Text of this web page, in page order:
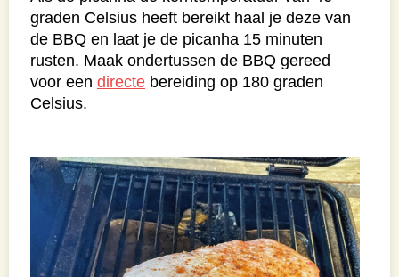
graden Celsius heeft bereikt haal je deze van
de BBQ en laat je de picanha 15 minuten
rusten. Maak ondertussen de BBQ gereed
voor een directe bereiding op 180 graden
Celsius.